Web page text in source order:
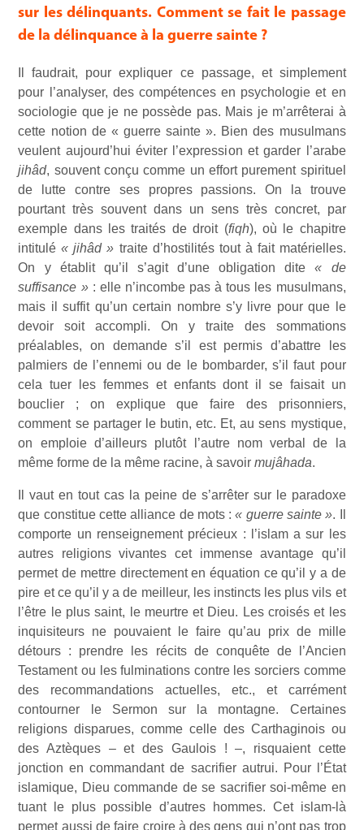
sur les délinquants. Comment se fait le passage
de la délinquance à la guerre sainte ?
Il faudrait, pour expliquer ce passage, et simplement
pour l’analyser, des compétences en psychologie et en
sociologie que je ne possède pas. Mais je m’arrêterai à
cette notion de « guerre sainte ». Bien des musulmans
veulent aujourd’hui éviter l’expression et garder l’arabe
jihâd, souvent conçu comme un effort purement spirituel
de lutte contre ses propres passions. On la trouve
pourtant très souvent dans un sens très concret, par
exemple dans les traités de droit (fiqh), où le chapitre
intitulé« jihâd » traite d’hostilités tout à fait matérielles.
On y établit qu’il s’agit d’une obligation dite« de
suffisance »: elle n’incombe pas à tous les musulmans,
mais il suffit qu’un certain nombre s’y livre pour que le
devoir soit accompli. On y traite des sommations
préalables, on demande s’il est permis d’abattre les
palmiers de l’ennemi ou de le bombarder, s’il faut pour
cela tuer les femmes et enfants dont il se faisait un
bouclier ; on explique que faire des prisonniers,
comment se partager le butin, etc. Et, au sens mystique,
on emploie d’ailleurs plutôt l’autre nom verbal de la
même forme de la même racine, à savoirmujâhada.
Il vaut en tout cas la peine de s’arrêter sur le paradoxe
que constitue cette alliance de mots :« guerre sainte ». Il
comporte un renseignement précieux : l’islam a sur les
autres religions vivantes cet immense avantage qu’il
permet de mettre directement en équation ce qu’il y a de
pire et ce qu’il y a de meilleur, les instincts les plus vils et
l’être le plus saint, le meurtre et Dieu. Les croisés et les
inquisiteurs ne pouvaient le faire qu’au prix de mille
détours : prendre les récits de conquête de l’Ancien
Testament ou les fulminations contre les sorciers comme
des recommandations actuelles, etc., et carrément
contourner le Sermon sur la montagne. Certaines
religions disparues, comme celle des Carthaginois ou
des Aztèques – et des Gaulois ! –, risquaient cette
jonction en commandant de sacrifier autrui. Pour l’État
islamique, Dieu commande de se sacrifier soi-même en
tuant le plus possible d’autres hommes. Cet islam-là
permet aussi de faire croire à des gens qui n’ont pas trop